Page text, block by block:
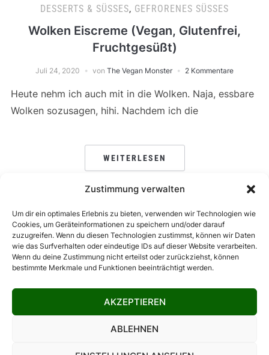
Zustimmung verwalten
Um dir ein optimales Erlebnis zu bieten, verwenden wir Technologien wie
Cookies, um Geräteinformationen zu speichern und/oder darauf
zuzugreifen. Wenn du diesen Technologien zustimmst, können wir Daten
wie das Surfverhalten oder eindeutige IDs auf dieser Website verarbeiten.
Wenn du deine Zustimmung nicht erteilst oder zurückziehst, können
bestimmte Merkmale und Funktionen beeinträchtigt werden.
AKZEPTIEREN
ABLEHNEN
DESSERTS & SÜSSES , GEFRORENES SÜSSES
Wolken Eiscreme (Vegan, Glutenfrei,
Fruchtgesüßt)
Juli 24, 2020 von The Vegan Monster 2 Kommentare
Heute nehm ich auch mit in die Wolken. Naja, essbare
Wolken sozusagen, hihi. Nachdem ich die
WEITERLESEN
SEITENNUMMERIERUNG
DER
BEITRÄGE
← ZURÜCK 1 2 3 … 13 WEITER →
ARBEITE MIT MIR!
COOKIE-RICHTLINIE (EU)